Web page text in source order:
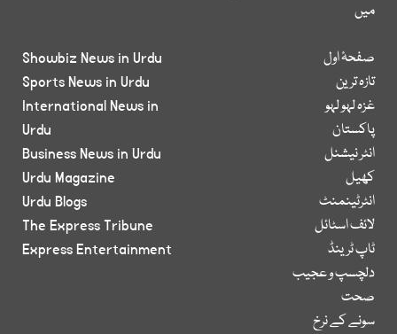
میں
صفحۂ اول
تازہ ترین
غزہ لہو لہو
پاکستان
انٹر نیشنل
کھیل
انٹرٹینمنٹ
لائف اسٹائل
ٹاپ ٹرینڈ
دلچسپ و عجیب
صحت
سونے کے نرخ
Showbiz News in Urdu
Sports News in Urdu
International News in
Urdu
Business News in Urdu
Urdu Magazine
Urdu Blogs
The Express Tribune
Express Entertainment